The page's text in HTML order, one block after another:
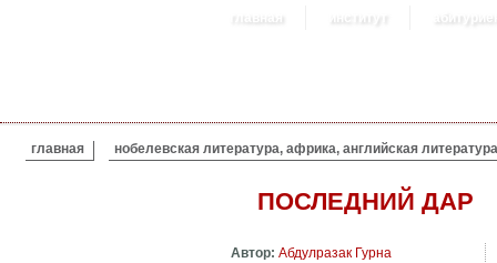
главная институт
ВЫ ЗДЕСЬ
главная нобелевская литература, африка, английская
ПОСЛЕДНИЙ ДАР
Автор: Абдулразак Гурна